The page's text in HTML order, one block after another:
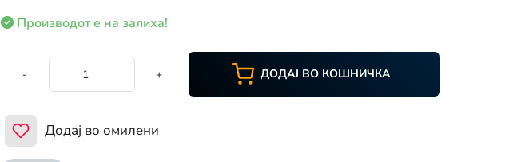
Производот е на залиха!
- + ДОДАЈ ВО КОШНИЧКА
Додај во омилени